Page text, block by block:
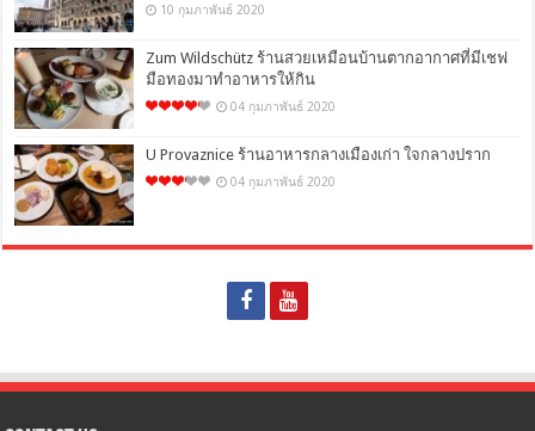
10 กุมภาพันธ์ 2020
Zum Wildschütz ร้านสวยเหมือนบ้านตากอากาศที่มีเชฟ
มือทองมาทำอาหารให้กิน
04 กุมภาพันธ์ 2020
U Provaznice ร้านอาหารกลางเมืองเก่า ใจกลางปราก
04 กุมภาพันธ์ 2020